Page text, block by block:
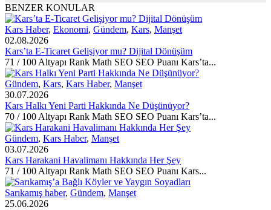
BENZER KONULAR
Kars Haber, Ekonomi, Gündem, Kars, Manşet
02.08.2026
Kars’ta E-Ticaret Gelişiyor mu? Dijital Dönüşüm
71 / 100 Altyapı Rank Math SEO SEO Puanı Kars’ta...
Gündem, Kars, Kars Haber, Manşet
30.07.2026
Kars Halkı Yeni Parti Hakkında Ne Düşünüyor?
70 / 100 Altyapı Rank Math SEO SEO Puanı Kars’ta...
Gündem, Kars Haber, Manşet
03.07.2026
Kars Harakani Havalimanı Hakkında Her Şey
71 / 100 Altyapı Rank Math SEO SEO Puanı Kars...
Sarıkamış haber, Gündem, Manşet
25.06.2026